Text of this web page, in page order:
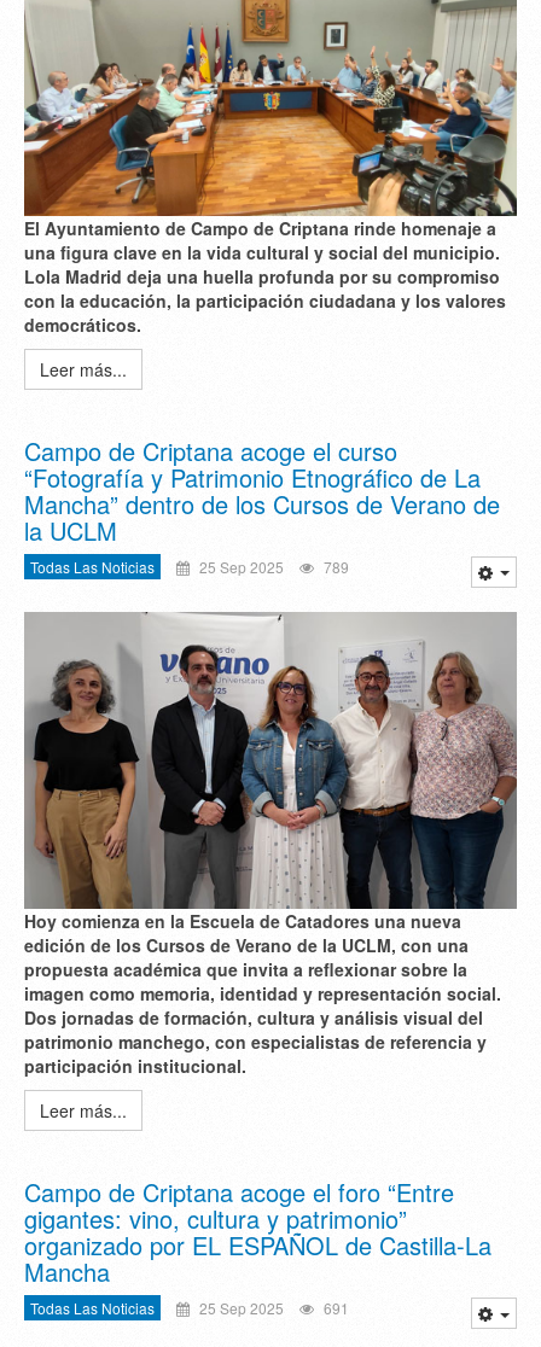
El Ayuntamiento de Campo de Criptana rinde homenaje a
una figura clave en la vida cultural y social del municipio.
Lola Madrid deja una huella profunda por su compromiso
con la educación, la participación ciudadana y los valores
democráticos.
Leer más...
Campo de Criptana acoge el curso
“Fotografía y Patrimonio Etnográfico de La
Mancha” dentro de los Cursos de Verano de
la UCLM
Todas Las Noticias 25 Sep 2025 789
Hoy comienza en la Escuela de Catadores una nueva
edición de los Cursos de Verano de la UCLM, con una
propuesta académica que invita a reflexionar sobre la
imagen como memoria, identidad y representación social.
Dos jornadas de formación, cultura y análisis visual del
patrimonio manchego, con especialistas de referencia y
participación institucional.
Leer más...
Campo de Criptana acoge el foro “Entre
gigantes: vino, cultura y patrimonio”
organizado por EL ESPAÑOL de Castilla-La
Mancha
Todas Las Noticias 25 Sep 2025 691